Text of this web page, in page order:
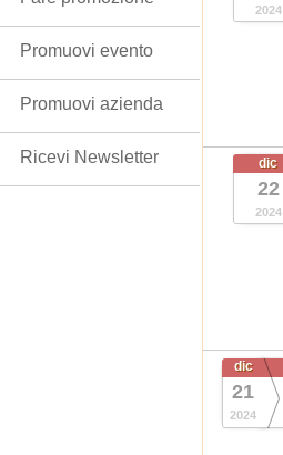
2024
dic
22
2024
dic
21
2024
Promuovi evento
Promuovi azienda
Ricevi Newsletter